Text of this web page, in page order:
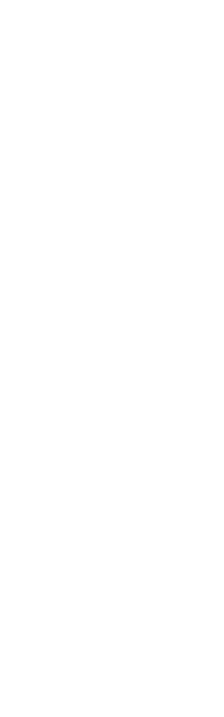
die anpassbare
ein robustes und
Gesundheitswesen